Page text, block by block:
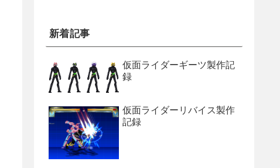
新着記事
仮面ライダーギーツ製作記
録
仮面ライダーリバイス製作
記録